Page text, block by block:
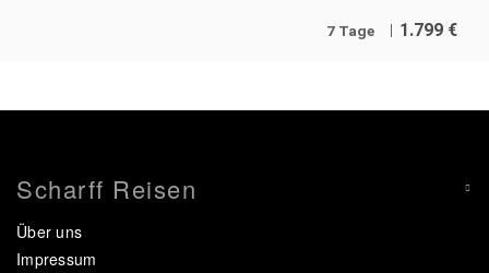
7 Tage 1.799 €
Scharff Reisen
Über uns
Impressum